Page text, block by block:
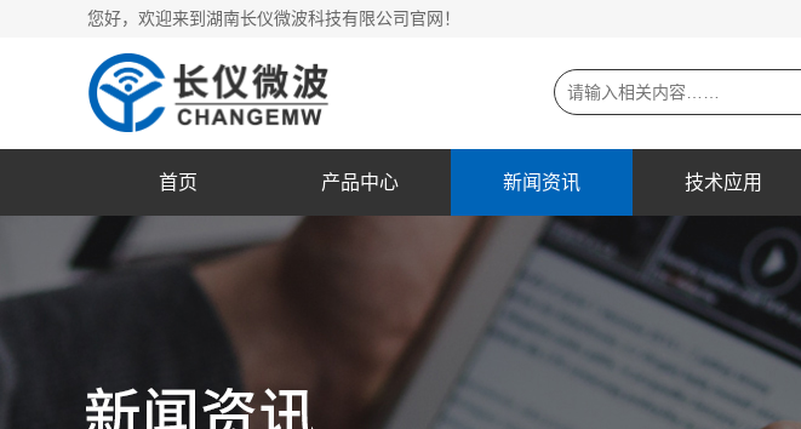
您好，欢迎来到湖南长仪微波科技有限公司官网！
首页 产品中心 新闻资讯 技术应用